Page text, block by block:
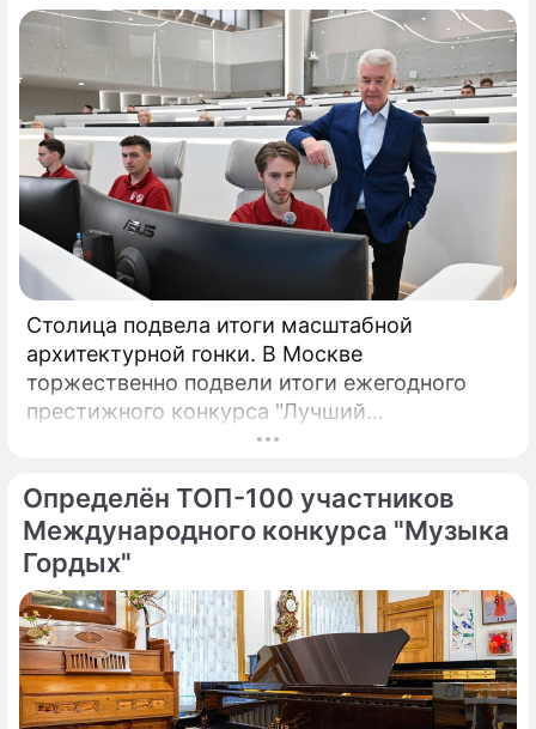
Столица подвела итоги масштабной
архитектурной гонки. В Москве
торжественно подвели итоги ежегодного
престижного конкурса "Лучший
реализованный проект в области
Определён ТОП-100 участников
Международного конкурса "Музыка
Гордых"